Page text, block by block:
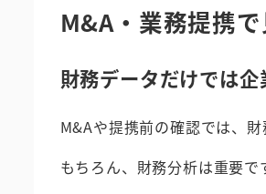
M&A・業務提携
財務データだけでは
M&Aや提携前の確認では、
もちろん、財務分析は重要で